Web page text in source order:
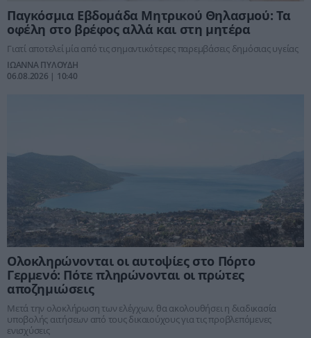
Παγκόσμια Εβδομάδα Μητρικού Θηλασμού: Τα
οφέλη στο βρέφος αλλά και στη μητέρα
Γιατί αποτελεί μία από τις σημαντικότερες παρεμβάσεις δημόσιας υγείας
ΙΩΑΝΝΑ ΠΥΛΟΥΔΗ
06.08.2026 | 10:40
Ολοκληρώνονται οι αυτοψίες στο Πόρτο
Γερμενό: Πότε πληρώνονται οι πρώτες
αποζημιώσεις
Μετά την ολοκλήρωση των ελέγχων, θα ακολουθήσει η διαδικασία
υποβολής αιτήσεων από τους δικαιούχους για τις προβλεπόμενες
ενισχύσεις